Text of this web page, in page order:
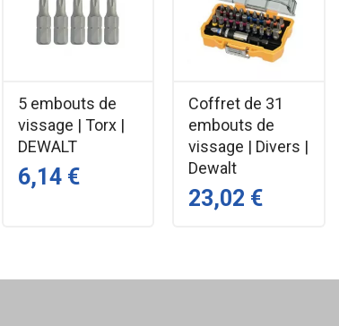
5 embouts de
vissage | Torx |
DEWALT
6,14 €
Coffret de 31
embouts de
vissage | Divers |
Dewalt
23,02 €